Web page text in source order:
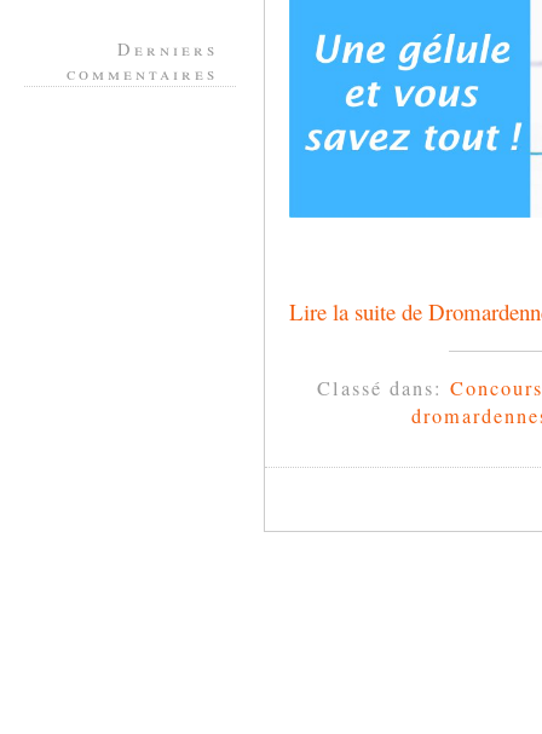
Lire la suite de
Classé dans:
Derniers
commentaires